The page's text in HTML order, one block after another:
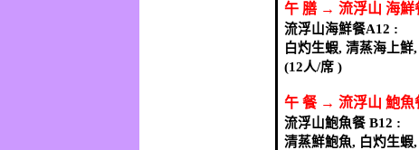
午 膳 → 流浮山 海鮮
流浮山海鮮餐
白灼生蝦, 清蒸海上鮮,
(12人/席)
午 餐 → 流浮山 鮑魚
流浮山鮑魚餐
清蒸鮮鮑魚, 白灼生蝦,